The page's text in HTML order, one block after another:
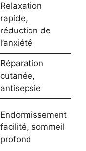
Relaxation
rapide,
réduction de
l’anxiété
Réparation
cutanée,
antisepsie
Endormissement
facilité, sommeil
profond